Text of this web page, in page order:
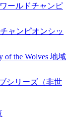
ールドチャンピ
ャンピオンシッ
of the Wolves 地域
シリーズ（非世